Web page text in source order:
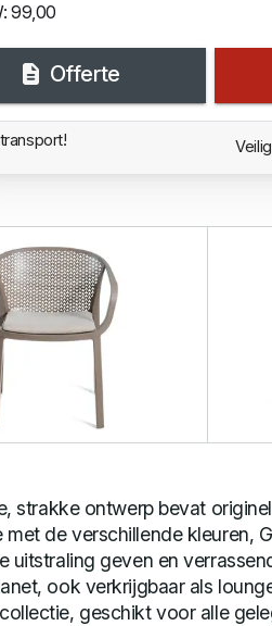
99,00
Offerte
strakke ontwerp bevat
met de verschillende kleuren,
uitstraling geven en
ook verkrijgbaar als
geschikt voor alle